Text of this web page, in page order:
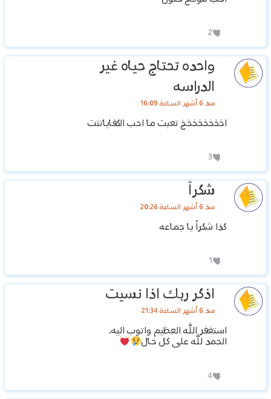
2
واحده تحتاج حياه غير
الدراسه
منذ 6 أشهر الساعة 16:09
اخخخخخخخخ تعبت ما احب الكفاياتتت
3
شكراً
منذ 6 أشهر الساعة 20:26
كذا شكراً يا جماعه
1
اذكر ربك اذا نسيت
منذ 6 أشهر الساعة 21:34
استغفر الله العظيم واتوب اليه.
الحمد لله على كل حال
4